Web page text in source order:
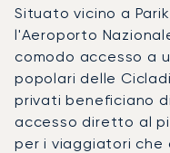
Situato vicino a
l'Aeroporto
comodo accesso a
popolari delle
privati beneficiano
accesso diretto al
per i viaggiatori che